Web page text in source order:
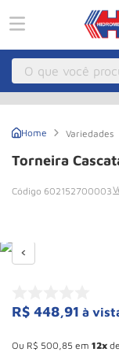
O que você
Variedades
Torneira
602152700003
R$ 448,91 à
Ou R$ 500 85 em 12 de
3 Macaco
4º Talha Eletrica
6
8 Rodizio